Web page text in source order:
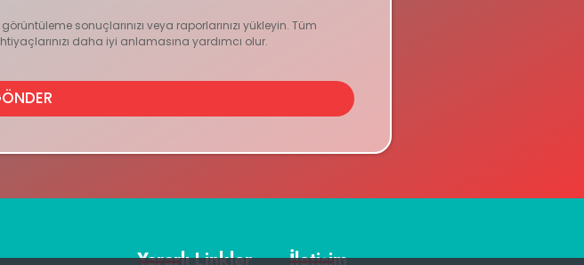
sonuçlarınızı veya raporlarınızı yükleyin. Tüm
daha iyi anlamasına yardımcı olur.
Yararlı Linkler İletişim